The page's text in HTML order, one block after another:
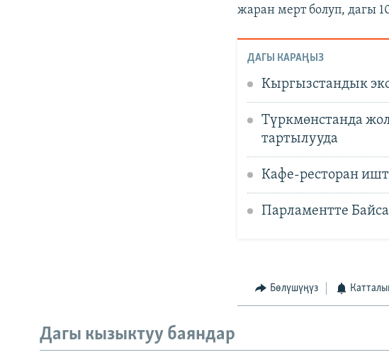
жаран мерт болуп, дагы
ДАГЫ КАРАҢЫЗ
Кыргызстандык
Түркмөнстанда
тартылууда
Кафе-ресторан
Парламентте
Бөлүшүңүз
Дагы кызыктуу баяндар